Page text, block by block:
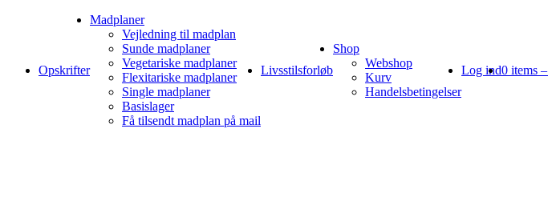
Opskrifter
Madplaner
Vejledning til madplan
Sunde madplaner
Vegetariske madplaner
Flexitariske madplaner
Single madplaner
Basislager
Få tilsendt madplan på mail
Livsstilsforløb
Shop
Webshop
Kurv
Handelsbetingelser
Log ind0 items –